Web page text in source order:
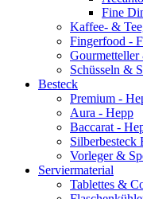
Fine
Kaffee- &
Fingerfood -
Schüsseln &
Besteck
Premium -
Aura - Hepp
Baccarat -
Silberbesteck
Vorleger &
Serviermaterial
Tablettes &